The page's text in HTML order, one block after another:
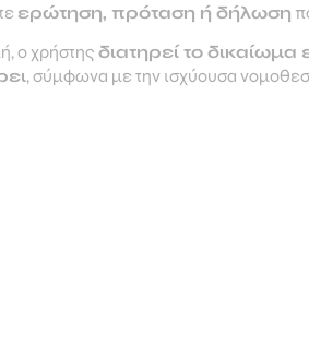
ερώτηση, πρόταση ή δήλωση
ο χρήστης διατηρεί το
, σύμφωνα με την ισχύουσα